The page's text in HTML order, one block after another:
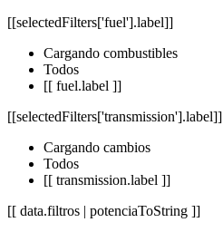
[[selectedFilters['fuel'].label]]
Cargando combustibles
Todos
[[ fuel.label ]]
[[selectedFilters['transmission'].label]]
Cargando cambios
Todos
[[ transmission.label ]]
[[ data.filtros | potenciaToString ]]